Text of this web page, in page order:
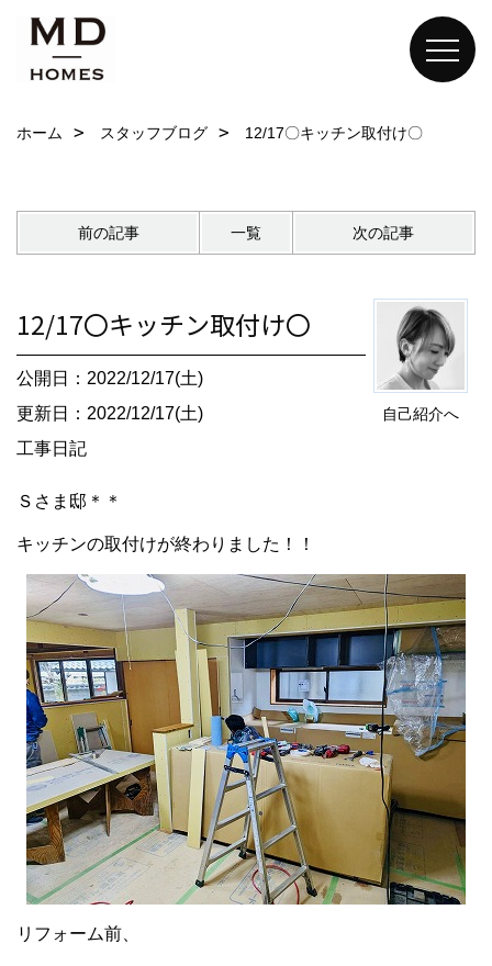
ホーム スタッフブログ 12/17〇キッチン取付け〇
前の記事 一覧 次の記事
自己紹介へ
12/17〇キッチン取付け〇
公開日：2022/12/17(土)
更新日：2022/12/17(土)
工事日記
Ｓさま邸＊＊
キッチンの取付けが終わりました！！
リフォーム前、